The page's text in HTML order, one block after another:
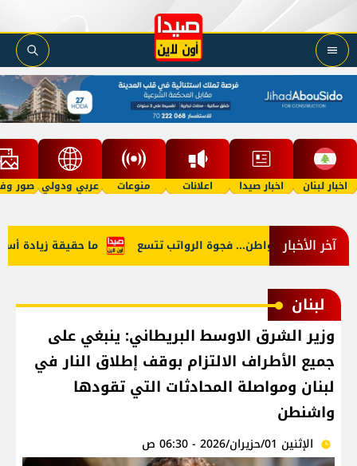
اخبار لبنان اخبار صيدا اعلانات منوعات عربي ودولي صور
آخر الأخبار ما حقيقة زيادة أسعار النائب والمواطن... فجوة الرواتب تتسع
لبنان
وزير الشرق الاوسط البريطاني: ينبغي على
جميع الأطراف الالتزام بوقف إطلاق النار في
لبنان ومواصلة المحادثات التي تقودها
واشنطن
الإثنين 01/حزيران/2026 - 06:30 ص